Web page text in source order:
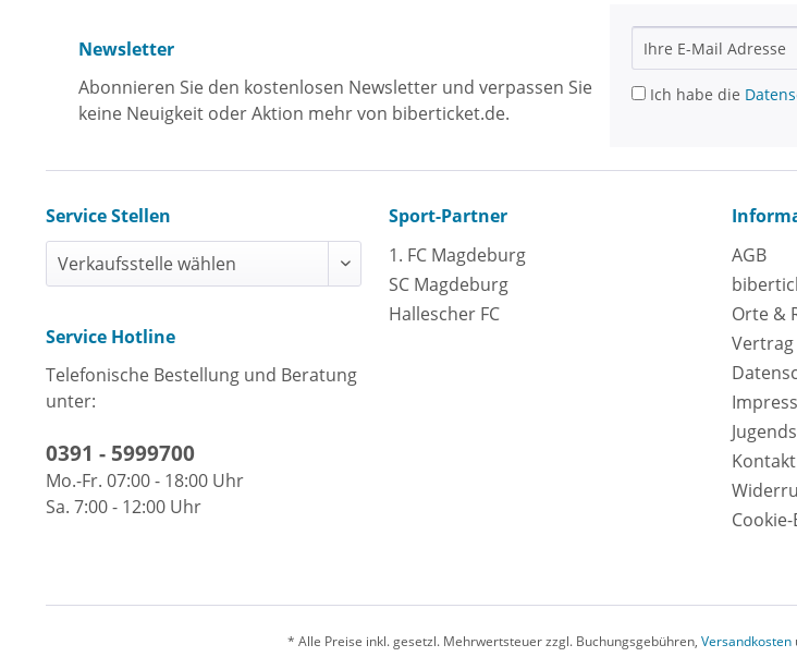
Newsletter
Abonnieren Sie den kostenlosen Newsletter und verpassen Sie
keine Neuigkeit oder Aktion mehr von biberticket.de.
Ich habe die
Service Stellen
Service Hotline
Telefonische Bestellung und Beratung
unter:
0391 - 5999700
Mo.-Fr. 07:00 - 18:00 Uhr
Sa. 7:00 - 12:00 Uhr
Sport-Partner
1. FC Magdeburg
SC Magdeburg
Hallescher FC
AGB
Orte &
Kontakt
* Alle Preise inkl. gesetzl. Mehrwertsteuer zzgl. Buchungsgebühren, Versandkosten